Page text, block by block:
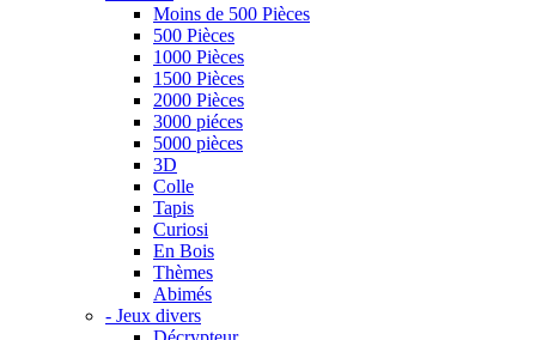
Moins de 500 Pièces
500 Pièces
1000 Pièces
1500 Pièces
2000 Pièces
3000 piéces
5000 pièces
3D
Colle
Tapis
Curiosi
En Bois
Thèmes
Abimés
- Jeux divers